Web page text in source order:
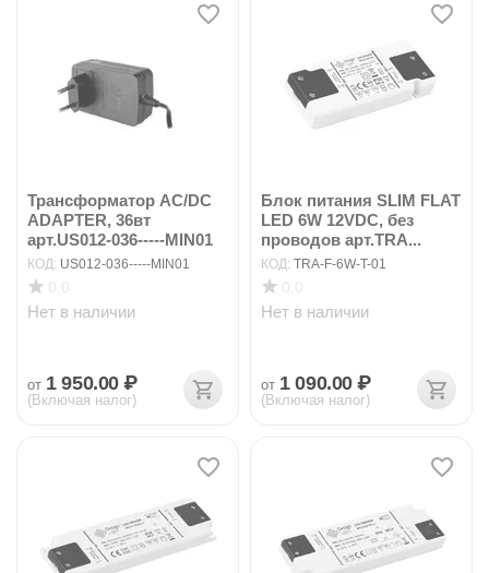
Трансформатор AC/DC
ADAPTER, 36вт
арт.US012-036-----MIN01
КОД: US012-036-----MIN01
Нет в наличии
от 1 950.00 ₽
(Включая налог)
Блок питания SLIM FLAT
LED 6W 12VDC, без
проводов арт.TRA...
КОД: TRA-F-6W-T-01
Нет в наличии
от 1 090.00 ₽
(Включая налог)